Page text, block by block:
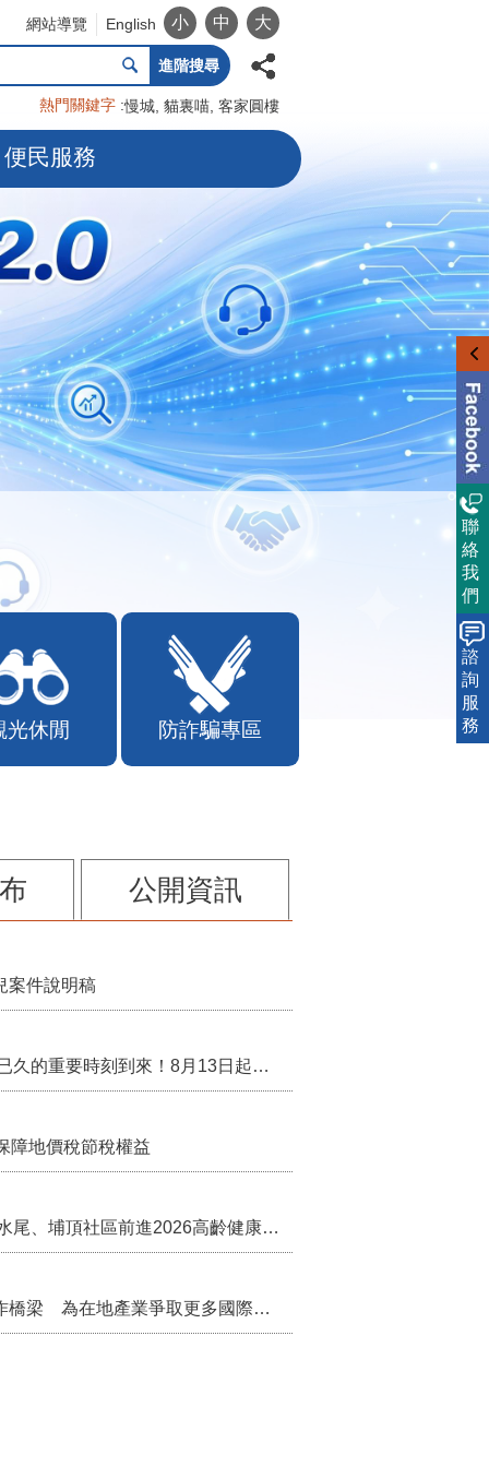
網站導覽 English 小 中 大
進階搜尋
熱門關鍵字 慢城 貓裏喵 客家圓樓
便民服務
光休閒 防詐騙專區
公開資訊
案件說明稿
行政院核定西拉雅族為平埔原住民族群 盼望已久的重要時刻到來！8月13日起受理民族成員名冊登記
障地價稅節稅權益
苗栗農村綠色照顧成果登上全國舞台！ 後龍水尾、埔頂社區前進2026高齡健康產業博覽會
把握國際交流契機 苗栗縣政府搭建海外合作橋梁 為在地產業爭取更多國際市場機會
聯
絡
我
們
諮
詢
服
務